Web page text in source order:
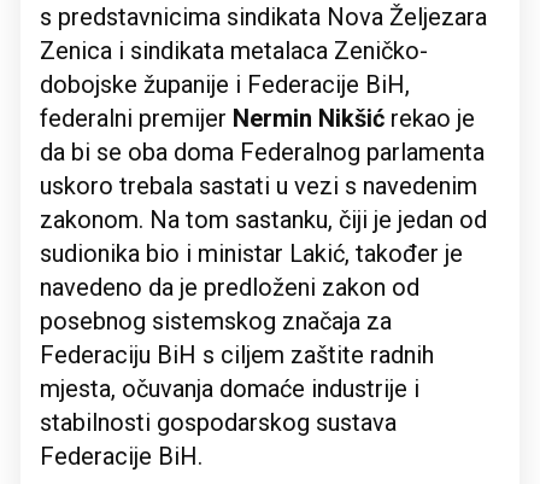
s predstavnicima sindikata Nova Željezara
Zenica i sindikata metalaca Zeničko-
dobojske županije i Federacije BiH,
federalni premijer Nermin Nikšić rekao je
da bi se oba doma Federalnog parlamenta
uskoro trebala sastati u vezi s navedenim
zakonom. Na tom sastanku, čiji je jedan od
sudionika bio i ministar Lakić, također je
navedeno da je predloženi zakon od
posebnog sistemskog značaja za
Federaciju BiH s ciljem zaštite radnih
mjesta, očuvanja domaće industrije i
stabilnosti gospodarskog sustava
Federacije BiH.